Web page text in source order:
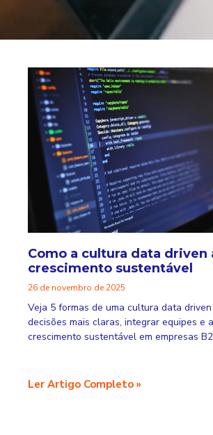
Como a cultura data driven
crescimento sustentável
26 de novembro de 2025
Veja 5 formas de uma cultura data
decisões mais claras, integrar equipes e
crescimento sustentável em empresas
Ler Artigo Completo »